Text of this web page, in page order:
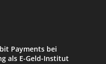
Payments bei
als E-Geld-Institut